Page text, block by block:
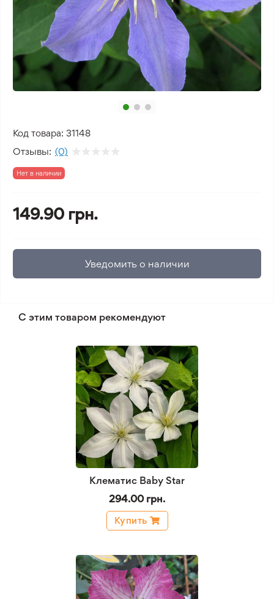
Код товара: 31148
Отзывы: (0)
Нет в наличии
149.90 грн.
Уведомить о наличии
С этим товаром рекомендуют
Клематис Baby Star
294.00 грн.
Купить